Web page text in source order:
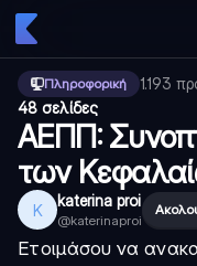
Πληροφορική 1.193
48 σελίδες
ΑΕΠΠ:
των
K katerina proi
@katerinaproi
Ετοιμάσου να